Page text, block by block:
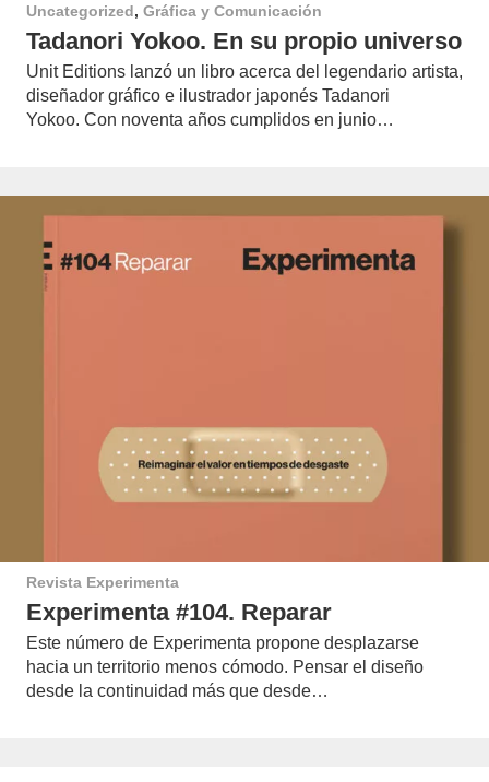
Uncategorized, Gráfica y Comunicación
Tadanori Yokoo. En su propio universo
Unit Editions lanzó un libro acerca del legendario artista,
diseñador gráfico e ilustrador japonés Tadanori
Yokoo. Con noventa años cumplidos en junio…
Revista Experimenta
Experimenta #104. Reparar
Este número de Experimenta propone desplazarse
hacia un territorio menos cómodo. Pensar el diseño
desde la continuidad más que desde…